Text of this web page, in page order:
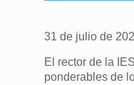
31 de julio de
El rector de la IES
ponderables de